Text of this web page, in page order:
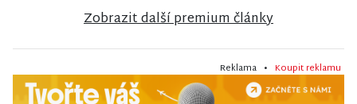
Zobrazit další premium články
Reklama • Koupit reklamu